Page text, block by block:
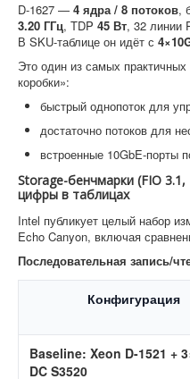
D-1627 — 4 ядра / 8 потоков,
3.20 ГГц, TDP 45 Вт, 32 линии
В SKU-таблице он идёт с
Это один из самых
коробки»:
быстрый однопоток для
достаточно потоков для
встроенные 10GbE-порты
Storage-бенчмарки (FIO
цифры в таблицах
Intel публикует целый набор
Echo Canyon, включая
Последовательная запись/
Конфигурация
Baseline: Xeon D-1521 +
DC S3520